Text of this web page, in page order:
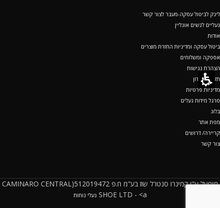
לינק לביטול עסקה-מעבר לצור קשר
נעליים לנשים אונליין
אודות
ביטול עסקה ומדיניות החזרת מוצרים
אספקה ומשלוחים
הצהרת נגישות
תקנון מועדון
מדיניות פרטיות
סרגל מידות נעלים
בלוג
מפת אתר
קריירה/ דרושים
צור קשר
מופעל ע"י קמינרו סנטרל שוז בע"מ ח.פ 512019472(CAMINARO CENTRAL
SHOE LTD - <a נעלי נוחות